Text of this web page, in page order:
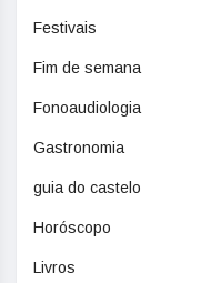
Festivais
Fim de semana
Fonoaudiologia
Gastronomia
guia do castelo
Horóscopo
Livros